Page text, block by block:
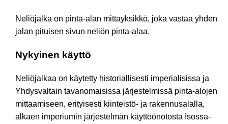
Neliöjalka on pinta-alan mittayksikkö, joka vastaa yhden
jalan pituisen sivun neliön pinta-alaa.
Nykyinen käyttö
Neliöjalkaa on käytetty historiallisesti imperialisissa ja
Yhdysvaltain tavanomaisissa järjestelmissä pinta-alojen
mittaamiseen, erityisesti kiinteistö- ja rakennusalalla,
alkaen imperiumin järjestelmän käyttöönotosta Isossa-